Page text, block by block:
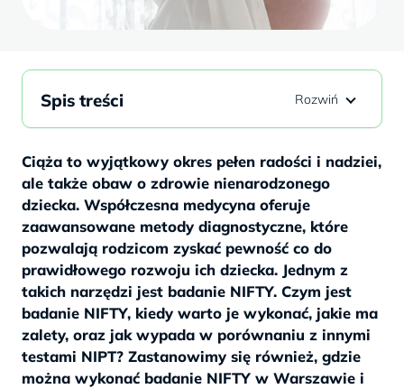
Ciąża to wyjątkowy okres pełen radości i nadziei,
ale także obaw o zdrowie nienarodzonego
dziecka. Współczesna medycyna oferuje
zaawansowane metody diagnostyczne, które
pozwalają rodzicom zyskać pewność co do
prawidłowego rozwoju ich dziecka. Jednym z
takich narzędzi jest badanie NIFTY. Czym jest
badanie NIFTY, kiedy warto je wykonać, jakie ma
zalety, oraz jak wypada w porównaniu z innymi
testami NIPT? Zastanowimy się również, gdzie
można wykonać badanie NIFTY w Warszawie i
Spis treści